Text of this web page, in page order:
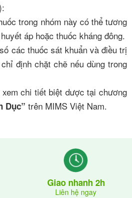
trong nhóm này có thể tương
áp hoặc thuốc kháng đông.
các thuốc sát khuẩn và điều trị
định chặt chẽ nếu dùng trong
xem chi tiết biệt dược tại chương
Dục” trên MIMS Việt Nam.
Giao nhanh 2h
Liên hệ ngay